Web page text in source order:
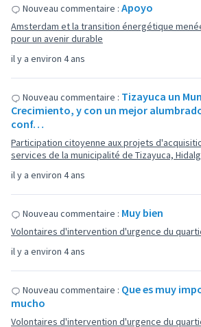
il y a environ 4 ans
Nouveau commentaire : Apoyo
Amsterdam et la transition énergétique
pour un avenir durable
il y a environ 4 ans
Nouveau commentaire : Tizayuca un
Crecimiento, y con un mejor
conf…
Participation citoyenne aux projets
services de la municipalité de Tizayuca,
il y a environ 4 ans
Nouveau commentaire : Muy bien
Volontaires d'intervention d'urgence du
Nouveau commentaire : Que es muy
mucho
Volontaires d'intervention d'urgence du